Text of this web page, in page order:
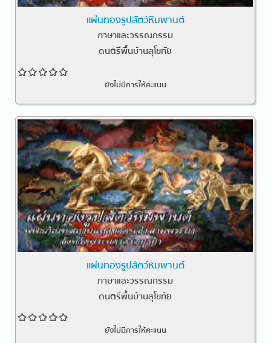
แผ่นทองรูปสัตว์หิมพานต์
ภาษาและวรรณกรรม
ดนตรีพื้นบ้านสุโขทัย
ยังไม่มีการให้คะแนน
แผ่นทองรูปสัตว์หิมพานต์
ภาษาและวรรณกรรม
ดนตรีพื้นบ้านสุโขทัย
ยังไม่มีการให้คะแนน